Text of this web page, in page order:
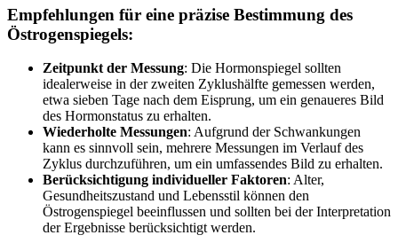
Empfehlungen für eine präzise Bestimmung des
Östrogenspiegels:
Zeitpunkt der Messung: Die Hormonspiegel sollten
idealerweise in der zweiten Zyklushälfte gemessen werden,
etwa sieben Tage nach dem Eisprung, um ein genaueres Bild
des Hormonstatus zu erhalten.​
Wiederholte Messungen: Aufgrund der Schwankungen
kann es sinnvoll sein, mehrere Messungen im Verlauf des
Zyklus durchzuführen, um ein umfassendes Bild zu erhalten.​
Berücksichtigung individueller Faktoren: Alter,
Gesundheitszustand und Lebensstil können den
Östrogenspiegel beeinflussen und sollten bei der Interpretation
der Ergebnisse berücksichtigt werden.